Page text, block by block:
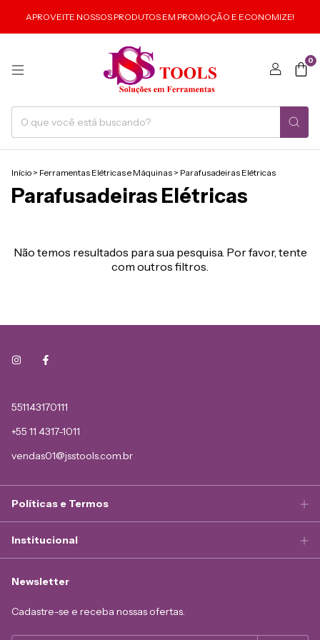
APROVEITE NOSSOS PRODUTOS EM PROMOÇÃO E ECONOMIZE!
0
Início > Ferramentas Elétricas e Máquinas > Parafusadeiras Elétricas
Parafusadeiras Elétricas
Não temos resultados para sua pesquisa. Por favor, tente
com outros filtros.
551143170111
+55 11 4317-1011
vendas01@jsstools.com.br
Políticas e Termos
Institucional
Newsletter
Cadastre-se e receba nossas ofertas.